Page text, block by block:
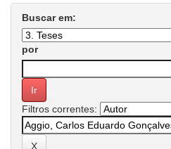
Buscar em:
por
Filtros correntes: